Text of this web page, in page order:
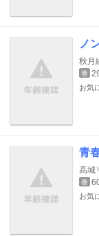
ノ
秋月
巻
お気
青
高城
巻
お気